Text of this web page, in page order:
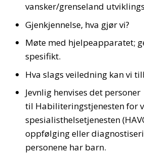
vansker/grenseland
Gjenkjennelse, hva gjør vi?
Møte med hjelpeapparatet;
spesifikt.
Hva slags veiledning kan vi
Jevnlig henvises det personer
til Habiliteringstjenesten for
spesialisthelsetjenesten
oppfølging eller
personene har barn.